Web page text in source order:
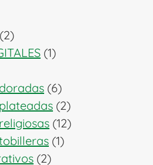
22
productos
11
66
productos
22
productos
1212
11
22